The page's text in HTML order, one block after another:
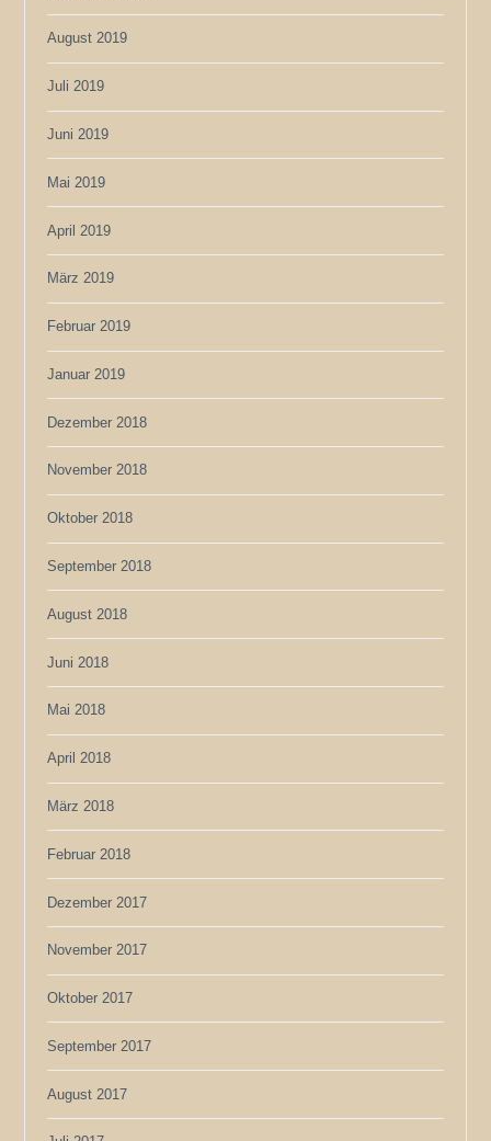
August 2019
Juli 2019
Juni 2019
Mai 2019
April 2019
März 2019
Februar 2019
Januar 2019
Dezember 2018
November 2018
Oktober 2018
September 2018
August 2018
Juni 2018
Mai 2018
April 2018
März 2018
Februar 2018
Dezember 2017
November 2017
Oktober 2017
September 2017
August 2017